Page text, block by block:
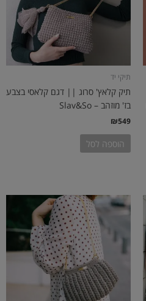
תיקי יד
תיק קלאץ' סרוג || דגם קלאסי בצבע
בז' מוזהב – Slav&So
₪549
הוספה לסל